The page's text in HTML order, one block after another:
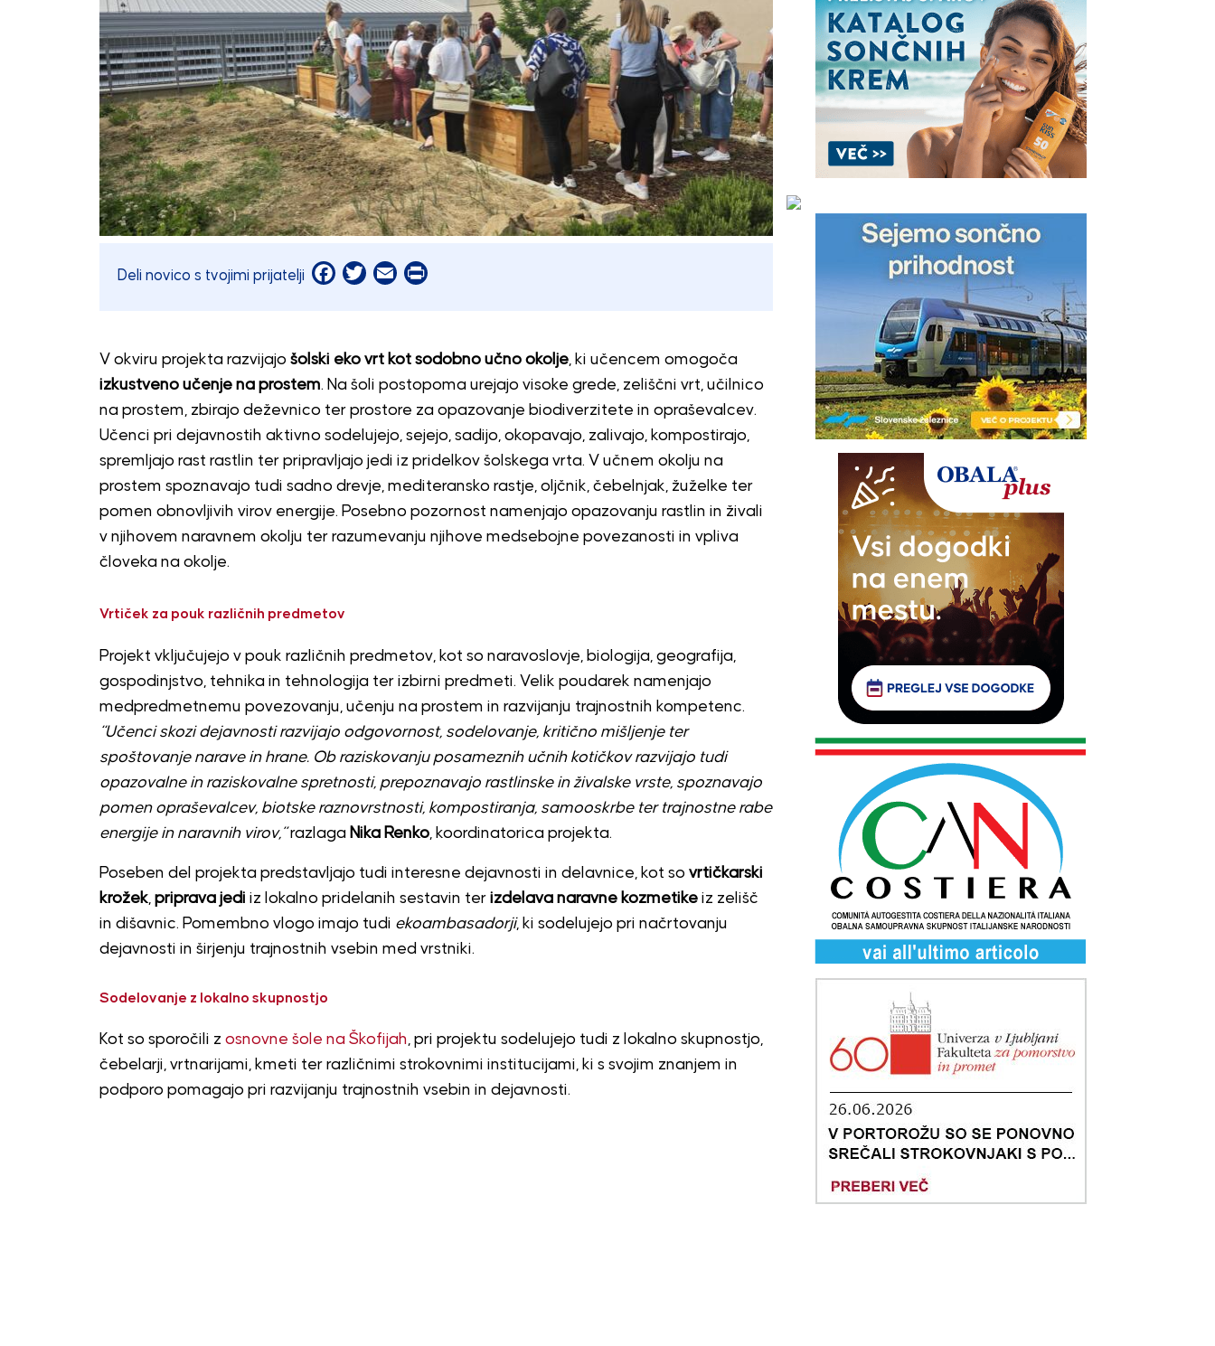
Deli novico s tvojimi prijatelji Facebook
Twitter
EmailPrint
V okviru projekta razvijajo šolski eko vrt kot sodobno učno okolje, ki učencem omogoča
izkustveno učenje na prostem. Na šoli postopoma urejajo visoke grede, zeliščni vrt, učilnico
na prostem, zbirajo deževnico ter prostore za opazovanje biodiverzitete in opraševalcev.
Učenci pri dejavnostih aktivno sodelujejo, sejejo, sadijo, okopavajo, zalivajo, kompostirajo,
spremljajo rast rastlin ter pripravljajo jedi iz pridelkov šolskega vrta. V učnem okolju na
prostem spoznavajo tudi sadno drevje, mediteransko rastje, oljčnik, čebelnjak, žuželke ter
pomen obnovljivih virov energije. Posebno pozornost namenjajo opazovanju rastlin in živali
v njihovem naravnem okolju ter razumevanju njihove medsebojne povezanosti in vpliva
človeka na okolje.
Vrtiček za pouk različnih predmetov
Projekt vključujejo v pouk različnih predmetov, kot so naravoslovje, biologija, geografija,
gospodinjstvo, tehnika in tehnologija ter izbirni predmeti. Velik poudarek namenjajo
medpredmetnemu povezovanju, učenju na prostem in razvijanju trajnostnih kompetenc.
“Učenci skozi dejavnosti razvijajo odgovornost, sodelovanje, kritično mišljenje ter
spoštovanje narave in hrane. Ob raziskovanju posameznih učnih kotičkov razvijajo tudi
opazovalne in raziskovalne spretnosti, prepoznavajo rastlinske in živalske vrste, spoznavajo
pomen opraševalcev, biotske raznovrstnosti, kompostiranja, samooskrbe ter trajnostne rabe
energije in naravnih virov,”razlaga Nika Renko, koordinatorica projekta.
Poseben del projekta predstavljajo tudi interesne dejavnosti in delavnice, kot so vrtičkarski
krožek, priprava jedi iz lokalno pridelanih sestavin ter izdelava naravne kozmetikeiz zelišč
in dišavnic. Pomembno vlogo imajo tudi ekoambasadorji, ki sodelujejo pri načrtovanju
dejavnosti in širjenju trajnostnih vsebin med vrstniki.
Sodelovanje z lokalno skupnostjo
Kot so sporočili z osnovne šole na Škofijah, pri projektu sodelujejo tudi z lokalno skupnostjo,
čebelarji, vrtnarijami, kmeti ter različnimi strokovnimi institucijami, ki s svojim znanjem in
podporo pomagajo pri razvijanju trajnostnih vsebin in dejavnosti.